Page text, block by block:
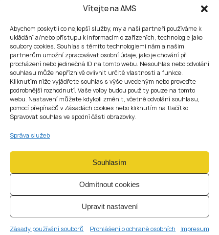
Vítejte na AMS
Abychom poskytli co nejlepší služby, my a naši partneři používáme k
ukládání a/nebo přístupu k informacím o zařízeních, technologie jako
soubory cookies. Souhlas s těmito technologiemi nám a našim
partnerům umožní zpracovávat osobní údaje, jako je chování při
procházení nebo jedinečná ID na tomto webu. Nesouhlas nebo odvolání
souhlasu může nepříznivě ovlivnit určité vlastnosti a funkce.
Kliknutím níže vyjádřete souhlas s výše uvedeným nebo proveďte
podrobnější rozhodnutí. Vaše volby budou použity pouze na tomto
webu. Nastavení můžete kdykoli změnit, včetně odvolání souhlasu,
pomocí přepínačů v Zásadách cookies nebo kliknutím na tlačítko
Spravovat souhlas ve spodní části obrazovky.
Správa služeb
Souhlasím
Odmítnout cookies
Upravit nastavení
Zásady používání souborů
Prohlášení o ochraně osobních
Impresum
6. Řízení rizik a interní
kontroly
Decentralizované systémy jsou sice transparentní, ale
zároveň náchylné k chybám smart kontraktů, impermanent
loss a tržní volatilitě.
Dobré účetnictví pomáhá tato rizika kvantifikovat.
Zavedení jasných vnitřních kontrol — například
vícepodpisových peněženek, schvalovacích politik a
nezávislého párování transakcí — chrání firemní aktiva i
reputaci.
7. Příprava na audit a
reportování investorům
Institucionální investoři vstupující do DeFi očekávají
auditovatelné dokumentace.
Projekty, které nedokáží doložit konzistentní účetní data,
často přicházejí o investiční příležitosti.
Zavedení standardizovaných reportovacích formátů a
ukládání ověřitelných on-chain důkazů zvyšuje